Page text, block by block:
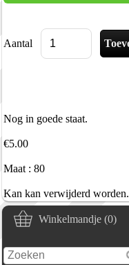
Winkelmandje (0)
Aantal
Nog in goede staat.
€5.00
Maat : 80
Kan kan verwijderd worden.